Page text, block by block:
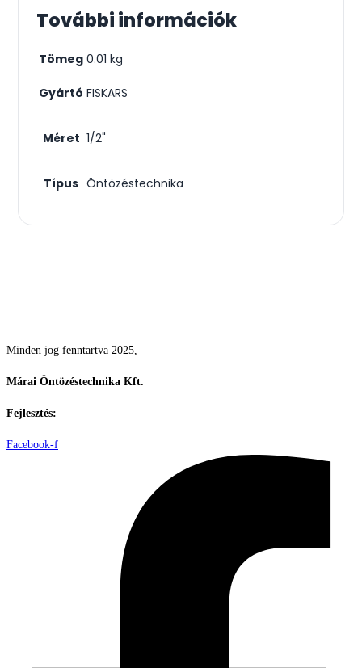
További információk
Tömeg 0.01 kg
Gyártó FISKARS
Méret 1/2"
Típus Öntözéstechnika
Minden jog fenntartva 2025,
Márai Öntözéstechnika Kft.
Fejlesztés:
Facebook-f